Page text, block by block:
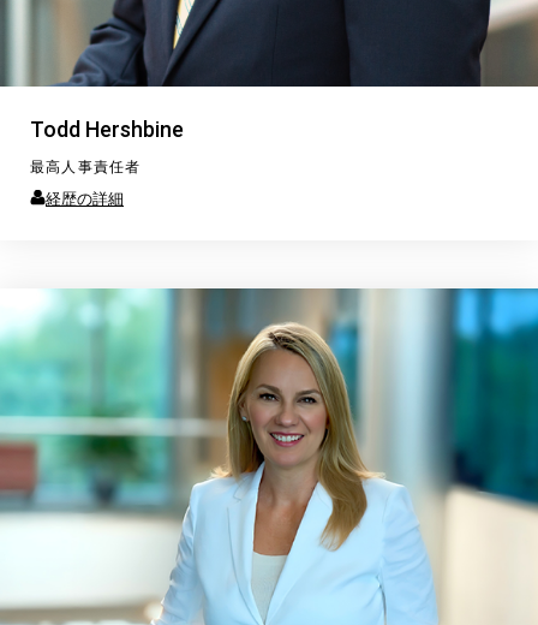
Todd Hershbine
最高人事責任者
経歴の詳細